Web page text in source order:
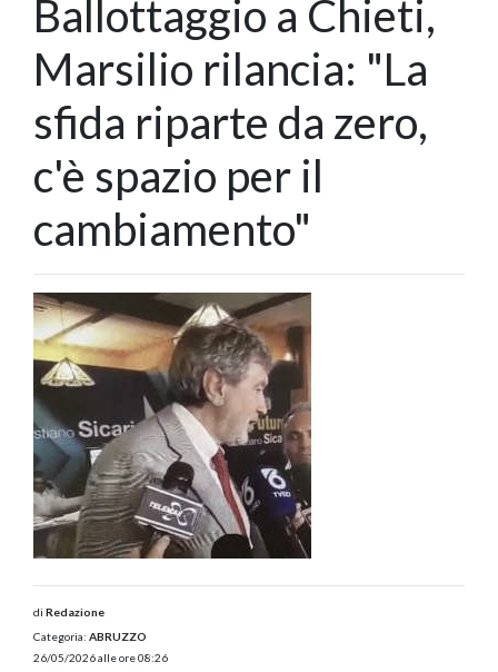
Ballottaggio a Chieti,
Marsilio rilancia: "La
sfida riparte da zero,
c'è spazio per il
cambiamento"
di Redazione
Categoria: ABRUZZO
26/05/2026 alle ore 08:26